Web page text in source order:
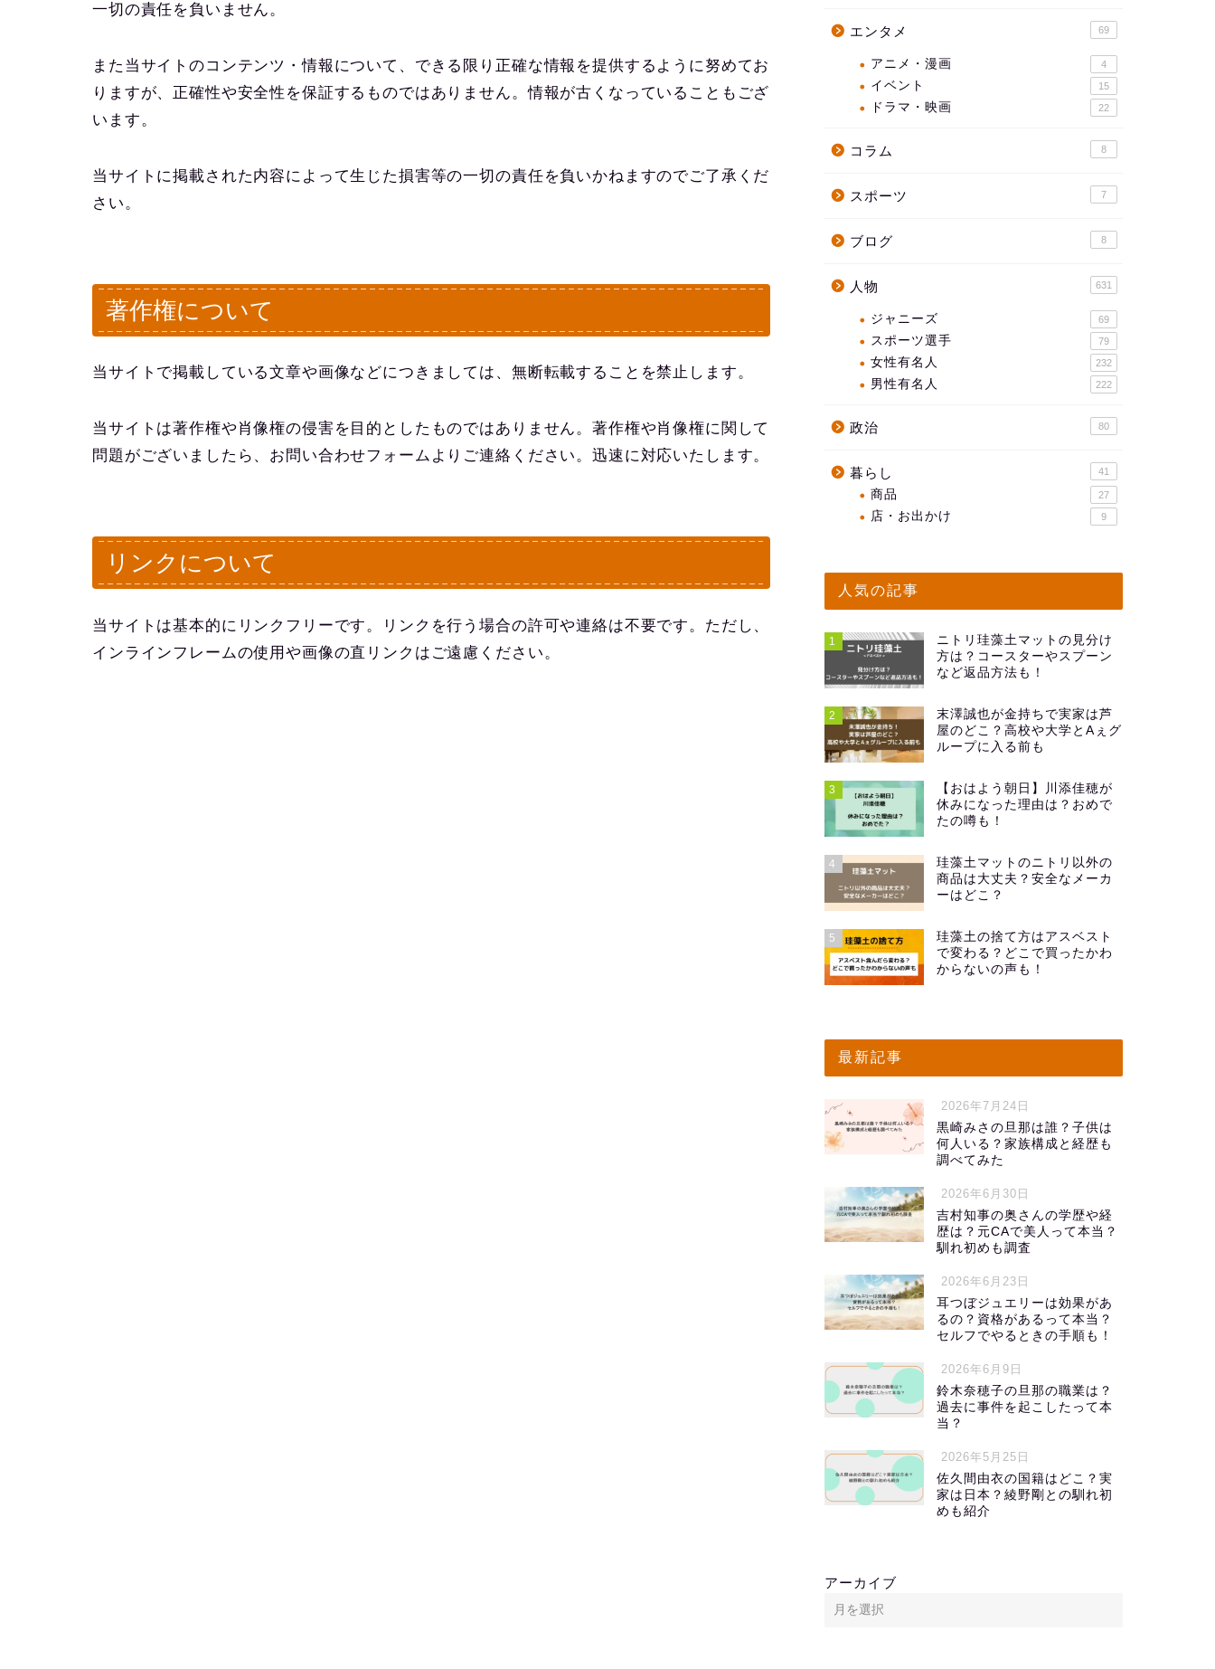
一切の責任を負いません。
また当サイトのコンテンツ・情報について、できる限り正確な情報を提供するように努めてお
りますが、正確性や安全性を保証するものではありません。情報が古くなっていることもござ
います。
当サイトに掲載された内容によって生じた損害等の一切の責任を負いかねますのでご了承くだ
さい。
著作権について
当サイトで掲載している文章や画像などにつきましては、無断転載することを禁止します。
当サイトは著作権や肖像権の侵害を目的としたものではありません。著作権や肖像権に関して
問題がございましたら、お問い合わせフォームよりご連絡ください。迅速に対応いたします。
リンクについて
当サイトは基本的にリンクフリーです。リンクを行う場合の許可や連絡は不要です。ただし、
インラインフレームの使用や画像の直リンクはご遠慮ください。
エンタメ 69
アニメ・漫画 4
イベント 15
ドラマ・映画 22
コラム 8
スポーツ 7
ブログ 8
人物 631
ジャニーズ 69
スポーツ選手 79
女性有名人 232
男性有名人 222
政治 80
暮らし 41
商品 27
店・お出かけ 9
人気の記事
1
ニトリ珪藻土マットの見分け
方は？コースターやスプーン
など返品方法も！
2
末澤誠也が金持ちで実家は芦
屋のどこ？高校や大学とAぇグ
ループに入る前も
3
【おはよう朝日】川添佳穂が
休みになった理由は？おめで
たの噂も！
4
珪藻土マットのニトリ以外の
商品は大丈夫？安全なメーカ
ーはどこ？
5
珪藻土の捨て方はアスベスト
で変わる？どこで買ったかわ
からないの声も！
最新記事
2026年7月24日
黒崎みさの旦那は誰？子供は
何人いる？家族構成と経歴も
調べてみた
2026年6月30日
吉村知事の奥さんの学歴や経
歴は？元CAで美人って本当？
馴れ初めも調査
2026年6月23日
耳つぼジュエリーは効果があ
るの？資格があるって本当？
セルフでやるときの手順も！
2026年6月9日
鈴木奈穂子の旦那の職業は？
過去に事件を起こしたって本
当？
2026年5月25日
佐久間由衣の国籍はどこ？実
家は日本？綾野剛との馴れ初
めも紹介
アーカイブ